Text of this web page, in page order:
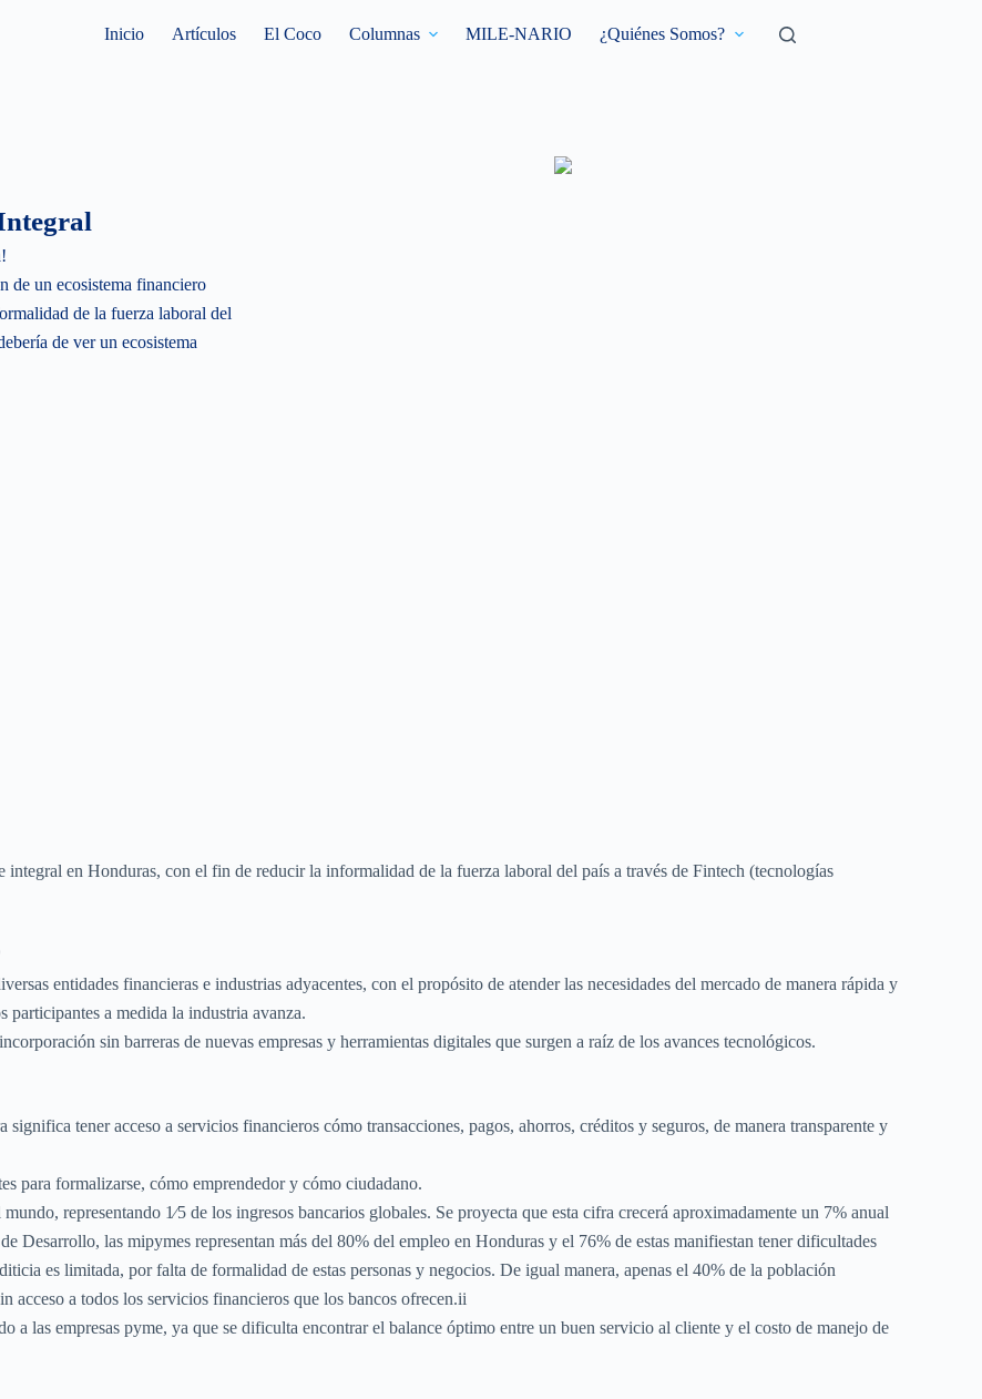
Inicio Artículos El Coco Columnas MILE-NARIO ¿Quiénes Somos?
de un ecosistema financiero
de la fuerza laboral del
de ver un ecosistema
en Honduras, con el fin de reducir la informalidad de la fuerza laboral del país a través de Fintech (tecnologías
entidades financieras e industrias adyacentes, con el propósito de atender las necesidades del mercado de manera rápida y
a medida la industria avanza.
sin barreras de nuevas empresas y herramientas digitales que surgen a raíz de los avances tecnológicos.
significa tener acceso a servicios financieros cómo transacciones, pagos, ahorros, créditos y seguros, de manera transparente y
para formalizarse, cómo emprendedor y cómo ciudadano.
representando 1⁄5 de los ingresos bancarios globales. Se proyecta que esta cifra crecerá aproximadamente un 7% anual
Desarrollo, las mipymes representan más del 80% del empleo en Honduras y el 76% de estas manifiestan tener dificultades
es limitada, por falta de formalidad de estas personas y negocios. De igual manera, apenas el 40% de la población
acceso a todos los servicios financieros que los bancos ofrecen.ii
a las empresas pyme, ya que se dificulta encontrar el balance óptimo entre un buen servicio al cliente y el costo de manejo de